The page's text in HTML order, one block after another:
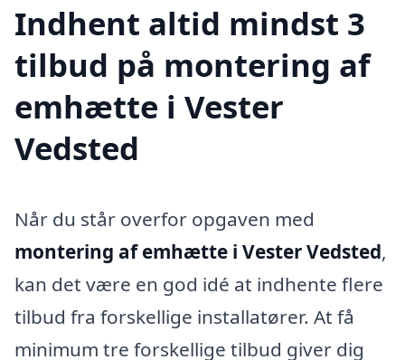
Indhent altid mindst 3
tilbud på montering af
emhætte i Vester
Vedsted
Når du står overfor opgaven med
montering af emhætte i Vester Vedsted,
kan det være en god idé at indhente flere
tilbud fra forskellige installatører. At få
minimum tre forskellige tilbud giver dig